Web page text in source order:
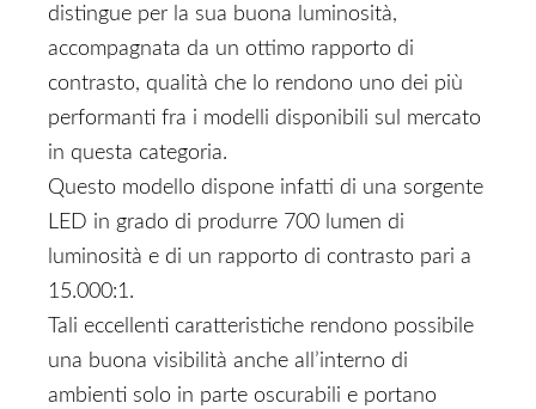
distingue per la sua buona luminosità,
accompagnata da un ottimo rapporto di
contrasto, qualità che lo rendono uno dei più
performanti fra i modelli disponibili sul mercato
in questa categoria.
Questo modello dispone infatti di una sorgente
LED in grado di produrre 700 lumen di
luminosità e di un rapporto di contrasto pari a
15.000:1.
Tali eccellenti caratteristiche rendono possibile
una buona visibilità anche all’interno di
ambienti solo in parte oscurabili e portano